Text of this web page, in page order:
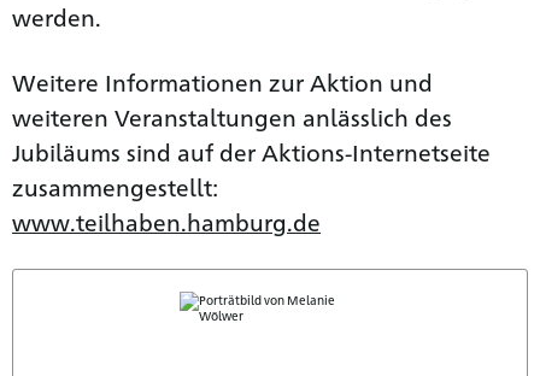
werden.
Weitere Informationen zur Aktion und
weiteren Veranstaltungen anlässlich des
Jubiläums sind auf der Aktions-Internetseite
zusammen­gestellt:
www.teilhaben.hamburg.de